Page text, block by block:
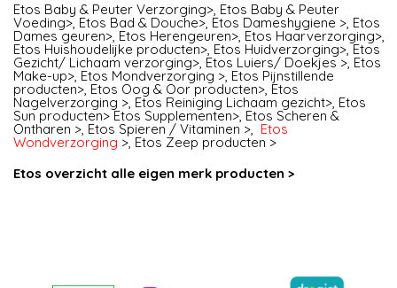
Etos Baby & Peuter Verzorging>, Etos Baby & Peuter
Voeding>, Etos Bad & Douche>, Etos Dameshygiene >, Etos
Dames geuren>, Etos Herengeuren>, Etos Haarverzorging>,
Etos Huishoudelijke producten>, Etos Huidverzorging>, Etos
Gezicht/ Lichaam verzorging>, Etos Luiers/ Doekjes >, Etos
Make-up>, Etos Mondverzorging >, Etos Pijnstillende
producten>, Etos Oog & Oor producten>, Etos
Nagelverzorging >, Etos Reiniging Lichaam gezicht>, Etos
Sun producten> Etos Supplementen>, Etos Scheren &
Ontharen >, Etos Spieren / Vitaminen >, Etos
Wondverzorging >, Etos Zeep producten >
Etos overzicht alle eigen merk producten >